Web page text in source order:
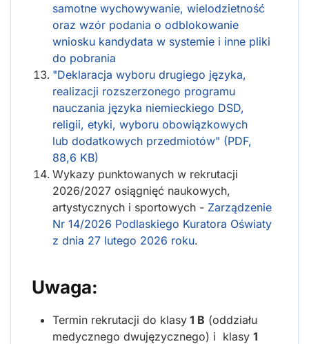
samotne wychowywanie, wielodzietność
oraz wzór podania o odblokowanie
wniosku kandydata w systemie i inne pliki
do pobrania
"Deklaracja wyboru drugiego języka,
realizacji rozszerzonego programu
nauczania języka niemieckiego DSD,
religii, etyki, wyboru obowiązkowych
lub dodatkowych przedmiotów" (PDF,
88,6 KB)
Wykazy punktowanych w rekrutacji
2026/2027 osiągnięć naukowych,
artystycznych i sportowych - Zarządzenie
Nr 14/2026 Podlaskiego Kuratora Oświaty
z dnia 27 lutego 2026 roku.
Uwaga:
Termin rekrutacji do klasy 1 B (oddziału
medycznego dwujęzycznego) i klasy 1